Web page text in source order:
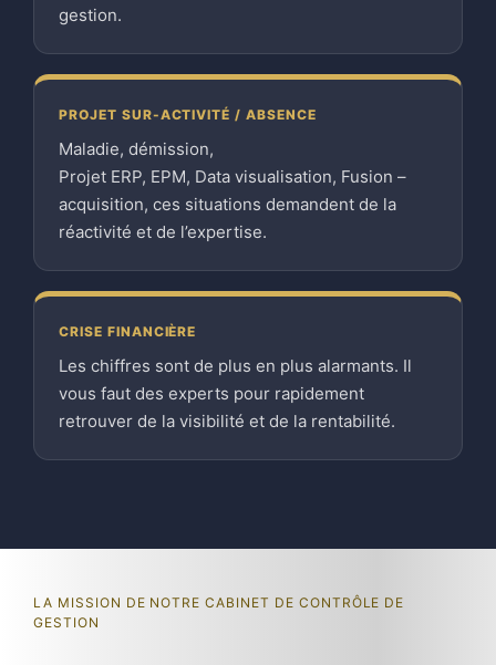
gestion.
PROJET SUR-ACTIVITÉ / ABSENCE
Maladie, démission,
Projet ERP, EPM, Data visualisation, Fusion –
acquisition, ces situations demandent de la
réactivité et de l’expertise.
CRISE FINANCIÈRE
Les chiffres sont de plus en plus alarmants. Il
vous faut des experts pour rapidement
retrouver de la visibilité et de la rentabilité.
LA MISSION DE NOTRE CABINET DE CONTRÔLE DE
GESTION